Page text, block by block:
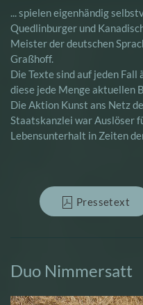
... spielen eigenhändig
Quedlinburger und
Meister der deutschen
Graßhoff.
Die Texte sind auf jeden
diese jede Menge aktuellen
Die Aktion Kunst ans Netz
Staatskanzlei war Auslöser
Lebensunterhalt in Zeiten
Pressetext
Duo Nimmersatt